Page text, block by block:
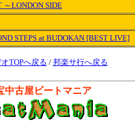
～LONDON SIDE
STEPS at BUDOKAN [BEST LIVE]
TOPへ戻る / 邦楽サ行へ戻る
中古屋ビートマニア